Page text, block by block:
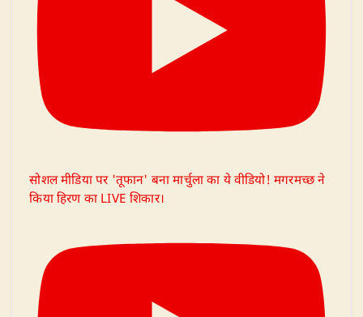
सोशल मीडिया पर 'तूफान' बना मार्चुला का ये वीडियो! मगरमच्छ ने
किया हिरण का LIVE शिकार।